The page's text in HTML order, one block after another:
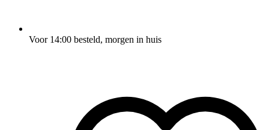
Voor 14:00 besteld, morgen in huis